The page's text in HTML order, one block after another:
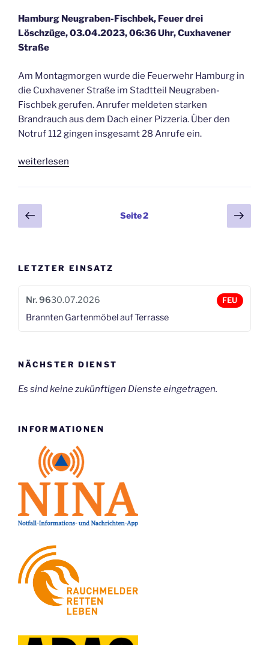
Hamburg Neugraben-Fischbek, Feuer drei
Löschzüge, 03.04.2023, 06:36 Uhr, Cuxhavener
Straße
Am Montagmorgen wurde die Feuerwehr Hamburg in
die Cuxhavener Straße im Stadtteil Neugraben-
Fischbek gerufen. Anrufer meldeten starken
Brandrauch aus dem Dach einer Pizzeria. Über den
Notruf 112 gingen insgesamt 28 Anrufe ein.
„Schnelles
der
Feuerwehr
Hamburg
weiterlesen
Seitennummerierung
der
Vorherige
Seite
Seite2
LETZTER EINSATZ
Nr. 9630.07.2026 FEU
Brannten Gartenmöbel auf Terrasse
NÄCHSTER DIENST
Es sind keine zukünftigen Dienste eingetragen.
INFORMATIONEN